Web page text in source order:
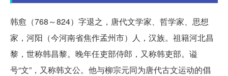
韩愈（768～824）字退之，唐代文学家、哲学家、思想
家，河阳（今河南省焦作孟州市）人，汉族。祖籍河北昌
黎，世称韩昌黎。晚年任吏部侍郎，又称韩吏部。谥
号“文”，又称韩文公。他与柳宗元同为唐代古文运动的倡